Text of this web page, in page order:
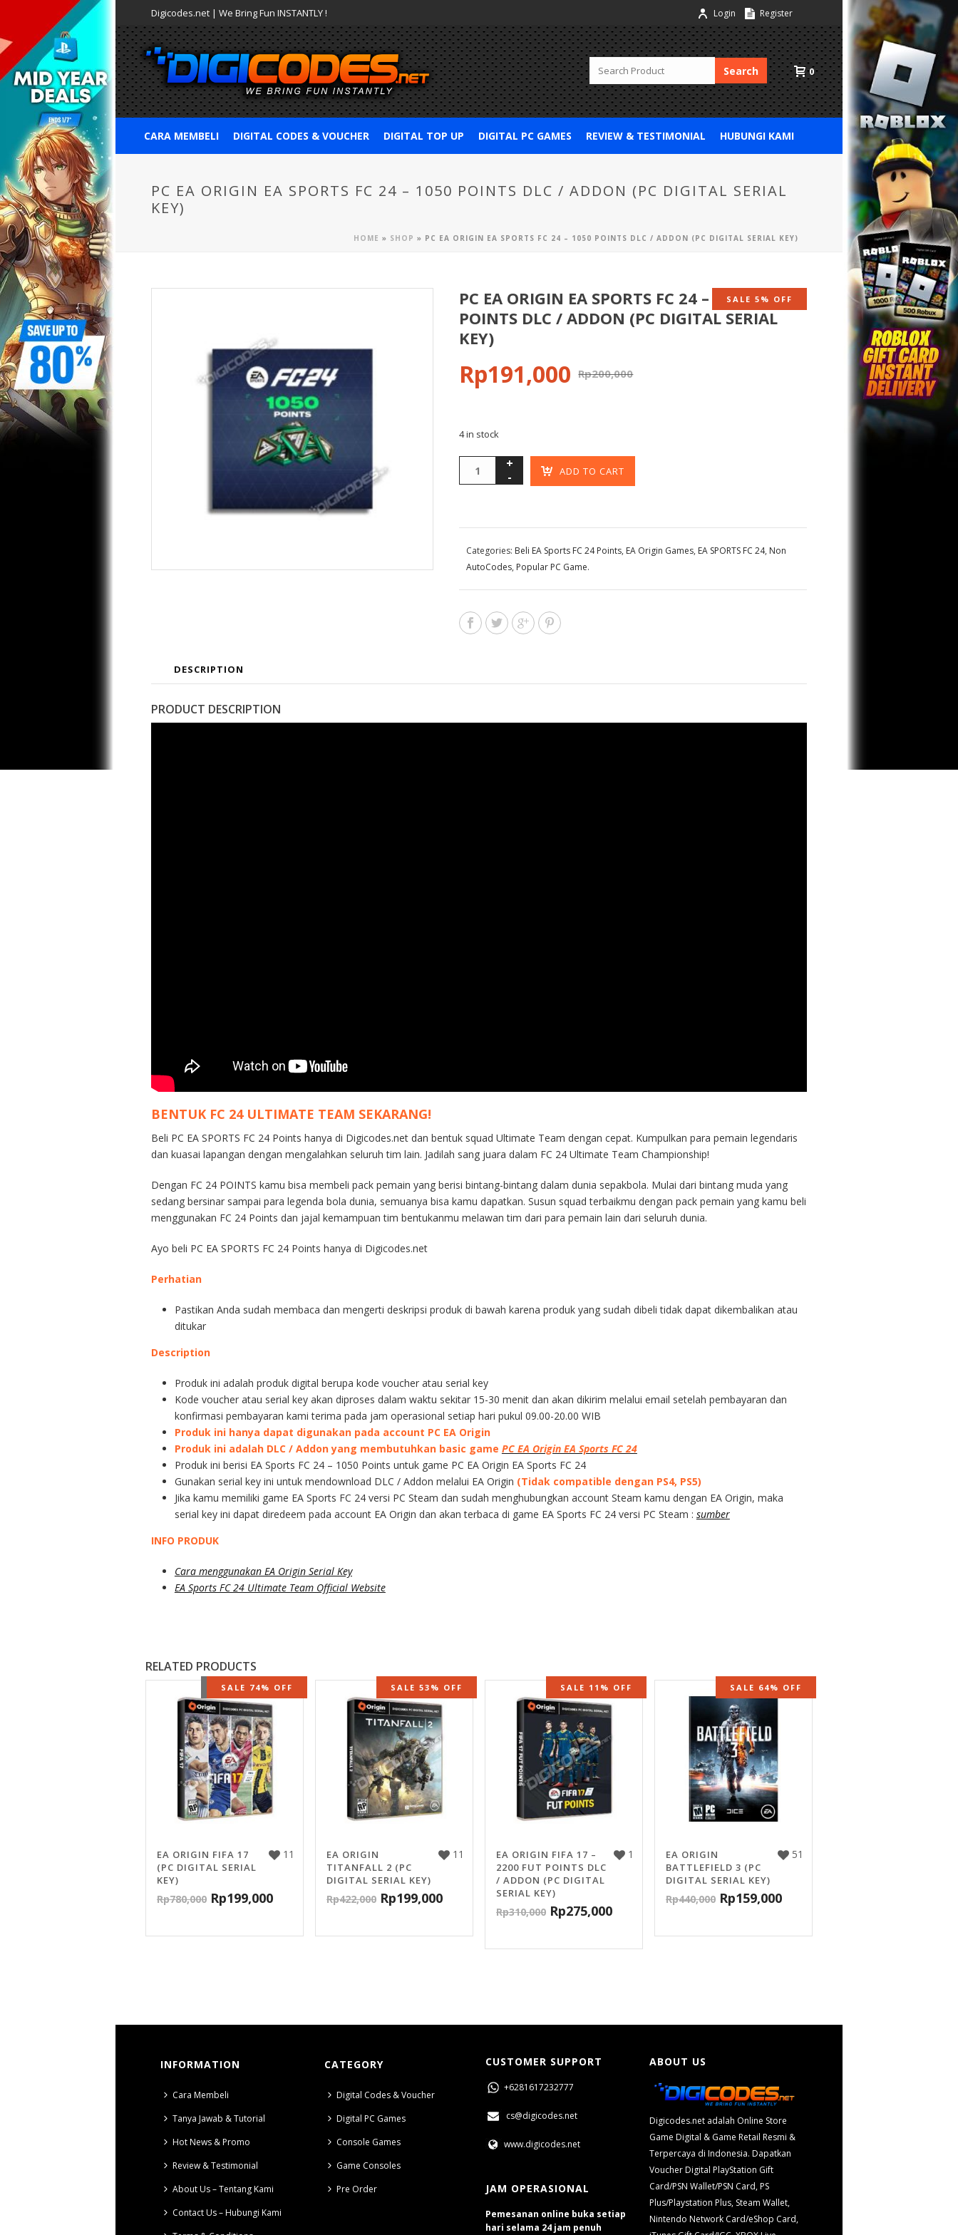
Digicodes.net | We Bring Fun INSTANTLY ! Login Register
Search 0
CARA MEMBELI DIGITAL CODES & VOUCHER DIGITAL TOP UP DIGITAL PC GAMES REVIEW & TESTIMONIAL HUBUNGI KAMI
PC EA ORIGIN EA SPORTS FC 24 – 1050 POINTS DLC / ADDON (PC DIGITAL SERIAL
KEY)
HOME » SHOP » PC EA ORIGIN EA SPORTS FC 24 – 1050 POINTS DLC / ADDON (PC DIGITAL SERIAL KEY)
SALE 5% OFF
PC EA ORIGIN EA SPORTS FC 24 – 1050
POINTS DLC / ADDON (PC DIGITAL SERIAL
KEY)
Rp200,000
Rp191,000
4 in stock
ADD TO CART
Categories: Beli EA Sports FC 24 Points, EA Origin Games, EA SPORTS FC 24, Non
AutoCodes, Popular PC Game.
DESCRIPTION
PRODUCT DESCRIPTION
BENTUK FC 24 ULTIMATE TEAM SEKARANG!
Beli PC EA SPORTS FC 24 Points hanya di Digicodes.net dan bentuk squad Ultimate Team dengan cepat. Kumpulkan para pemain legendaris
dan kuasai lapangan dengan mengalahkan seluruh tim lain. Jadilah sang juara dalam FC 24 Ultimate Team Championship!
Dengan FC 24 POINTS kamu bisa membeli pack pemain yang berisi bintang-bintang dalam dunia sepakbola. Mulai dari bintang muda yang
sedang bersinar sampai para legenda bola dunia, semuanya bisa kamu dapatkan. Susun squad terbaikmu dengan pack pemain yang kamu beli
menggunakan FC 24 Points dan jajal kemampuan tim bentukanmu melawan tim dari para pemain lain dari seluruh dunia.
Ayo beli PC EA SPORTS FC 24 Points hanya di Digicodes.net
Perhatian
Pastikan Anda sudah membaca dan mengerti deskripsi produk di bawah karena produk yang sudah dibeli tidak dapat dikembalikan atau
ditukar
Description
Produk ini adalah produk digital berupa kode voucher atau serial key
Kode voucher atau serial key akan diproses dalam waktu sekitar 15-30 menit dan akan dikirim melalui email setelah pembayaran dan
konfirmasi pembayaran kami terima pada jam operasional setiap hari pukul 09.00-20.00 WIB
Produk ini hanya dapat digunakan pada account PC EA Origin
Produk ini adalah DLC / Addon yang membutuhkan basic game PC EA Origin EA Sports FC 24
Produk ini berisi EA Sports FC 24 – 1050 Points untuk game PC EA Origin EA Sports FC 24
Gunakan serial key ini untuk mendownload DLC / Addon melalui EA Origin (Tidak compatible dengan PS4, PS5)
Jika kamu memiliki game EA Sports FC 24 versi PC Steam dan sudah menghubungkan account Steam kamu dengan EA Origin, maka
serial key ini dapat diredeem pada account EA Origin dan akan terbaca di game EA Sports FC 24 versi PC Steam : sumber
INFO PRODUK
Cara menggunakan EA Origin Serial Key
EA Sports FC 24 Ultimate Team Official Website
RELATED PRODUCTS
OUT OF STOCK
SALE 74% OFF
11
EA ORIGIN FIFA 17
(PC DIGITAL SERIAL
KEY)
Rp780,000 Rp199,000
SALE 53% OFF
11
EA ORIGIN
TITANFALL 2 (PC
DIGITAL SERIAL KEY)
Rp422,000 Rp199,000
SALE 11% OFF
1
EA ORIGIN FIFA 17 –
2200 FUT POINTS DLC
/ ADDON (PC DIGITAL
SERIAL KEY)
Rp310,000 Rp275,000
SALE 64% OFF
51
EA ORIGIN
BATTLEFIELD 3 (PC
DIGITAL SERIAL KEY)
Rp440,000 Rp159,000
INFORMATION
Cara Membeli
Tanya Jawab & Tutorial
Hot News & Promo
Review & Testimonial
About Us – Tentang Kami
Contact Us – Hubungi Kami
CATEGORY
Digital Codes & Voucher
Digital PC Games
Console Games
Game Consoles
Pre Order
CUSTOMER SUPPORT
+6281617232777
cs@digicodes.net
www.digicodes.net
JAM OPERASIONAL
Pemesanan online buka setiap
hari selama 24 jam penuh
ABOUT US
Digicodes.net adalah Online Store
Game Digital & Game Retail Resmi &
Terpercaya di Indonesia. Dapatkan
Voucher Digital PlayStation Gift
Card/PSN Wallet/PSN Card, PS
Plus/Playstation Plus, Steam Wallet,
Nintendo Network Card/eShop Card,